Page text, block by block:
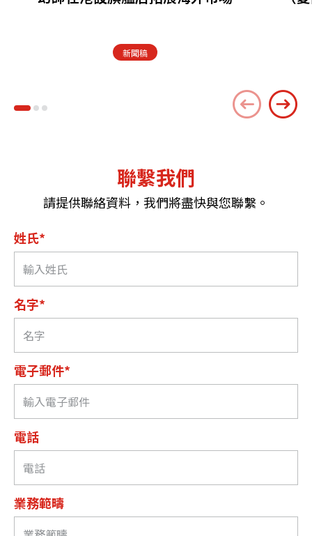
新聞稿
聯繫我們
請提供聯絡資料，我們將盡快與您聯繫。
姓氏*
名字*
電子郵件*
電話
業務範疇